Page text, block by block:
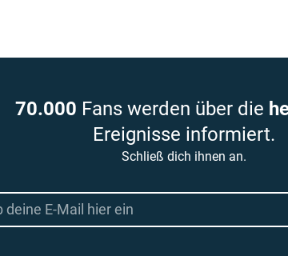
70.000 Fans werden über die
Ereignisse informiert.
Schließ dich ihnen an.